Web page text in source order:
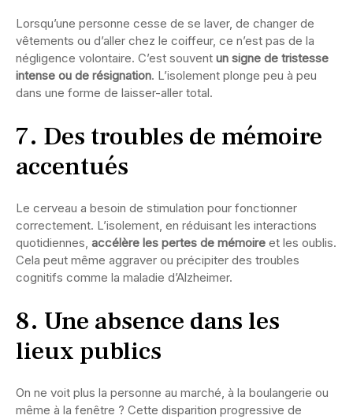
Lorsqu’une personne cesse de se laver, de changer de
vêtements ou d’aller chez le coiffeur, ce n’est pas de la
négligence volontaire. C’est souvent un signe de tristesse
intense ou de résignation. L’isolement plonge peu à peu
dans une forme de laisser-aller total.
7. Des troubles de mémoire
accentués
Le cerveau a besoin de stimulation pour fonctionner
correctement. L’isolement, en réduisant les interactions
quotidiennes, accélère les pertes de mémoire et les oublis.
Cela peut même aggraver ou précipiter des troubles
cognitifs comme la maladie d’Alzheimer.
8. Une absence dans les
lieux publics
On ne voit plus la personne au marché, à la boulangerie ou
même à la fenêtre ? Cette disparition progressive de